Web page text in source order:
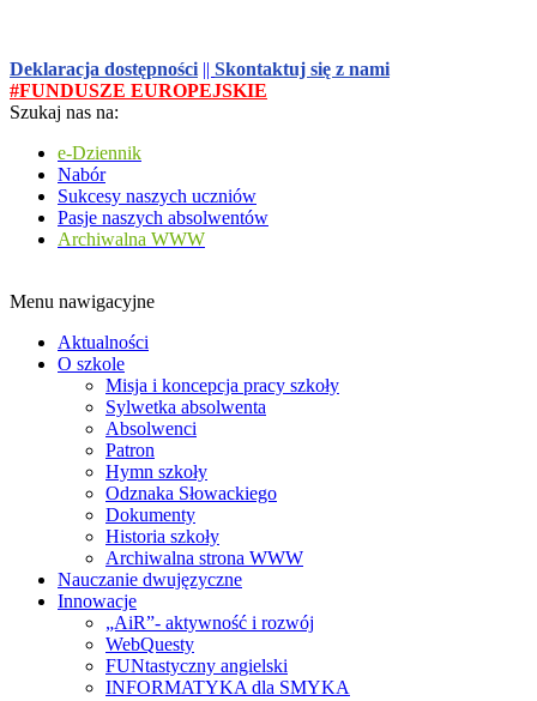
Deklaracja dostępności || Skontaktuj się z nami
#FUNDUSZE EUROPEJSKIE
Szukaj nas na:
e-Dziennik
Nabór
Sukcesy naszych uczniów
Pasje naszych absolwentów
Archiwalna WWW
Menu nawigacyjne
Aktualności
O szkole
Misja i koncepcja pracy szkoły
Sylwetka absolwenta
Absolwenci
Patron
Hymn szkoły
Odznaka Słowackiego
Dokumenty
Historia szkoły
Archiwalna strona WWW
Nauczanie dwujęzyczne
Innowacje
„AiR”- aktywność i rozwój
WebQuesty
FUNtastyczny angielski
INFORMATYKA dla SMYKA